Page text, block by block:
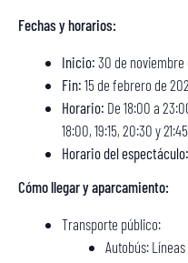
Fechas y horarios:
Inicio: 30 de noviembre
Fin: 15 de febrero de
Horario: De 18:00 a
18:00, 19:15, 20:30 y
Horario del espectáculo:
Cómo llegar y aparcamiento:
Transporte público:
Autobús: